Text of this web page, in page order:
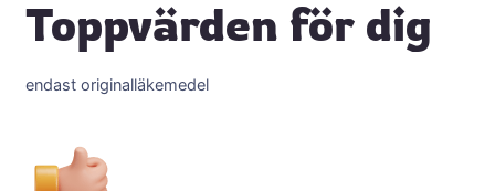
Toppvärden för dig
endast originalläkemedel